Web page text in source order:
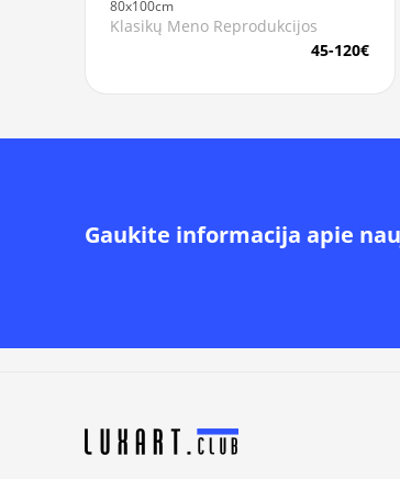
80x100cm
Klasikų Meno Reprodukcijos
45-120€
Gaukite informacija apie